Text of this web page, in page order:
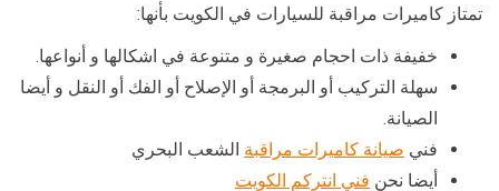
تمتاز كاميرات مراقبة للسيارات في الكويت بأنها:
خفيفة ذات احجام صغيرة و متنوعة في اشكالها و أنواعها.
سهلة التركيب أو البرمجة أو الإصلاح أو الفك أو النقل و أيضا
الصيانة.
فني صيانة كاميرات مراقبة الشعب البحري
أيضا نحن فني انتركم الكويت